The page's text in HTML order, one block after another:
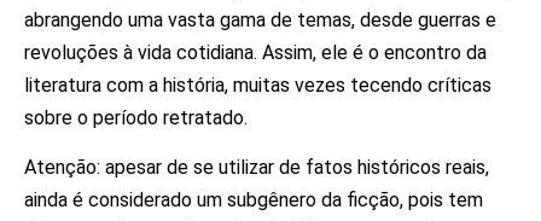
abrangendo uma vasta gama de temas, desde guerras e
revoluções à vida cotidiana. Assim, ele é o encontro da
literatura com a história, muitas vezes tecendo críticas
sobre o período retratado.
Atenção: apesar de se utilizar de fatos históricos reais,
ainda é considerado um subgênero da ficção, pois tem